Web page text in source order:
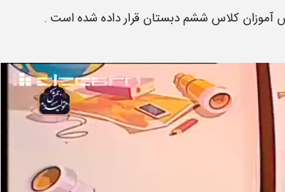
آموزان کلاس ششم دبستان قرار داده شده است .